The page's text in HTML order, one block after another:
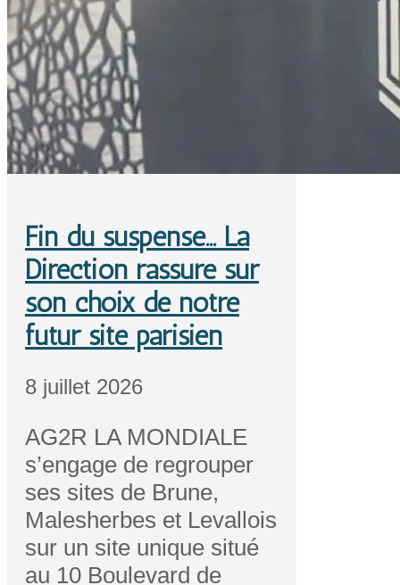
Fin du suspense… La
Direction rassure sur
son choix de notre
futur site parisien
8 juillet 2026
AG2R LA MONDIALE
s’engage de regrouper
ses sites de Brune,
Malesherbes et Levallois
sur un site unique situé
au 10 Boulevard de